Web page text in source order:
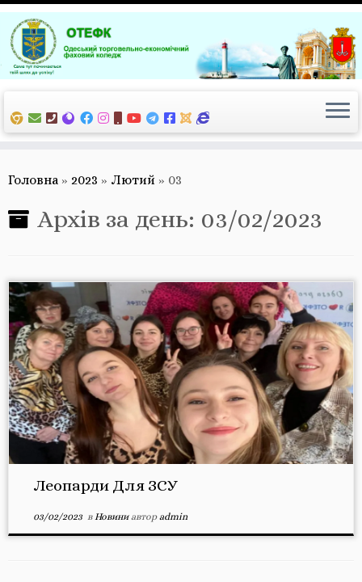
Перейти
до
вмісту
Головна » 2023 » Лютий » 03
Архів за день: 03/02/2023
Леопарди Для ЗСУ
03/02/2023в Новиниавторadmin